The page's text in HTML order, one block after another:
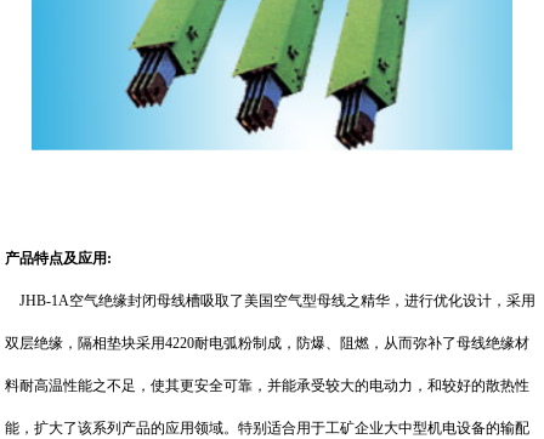
产品特点及应用:
JHB-1A空气绝缘封闭母线槽吸取了美国空气型母线之精华，进行优化设计，采用
双层绝缘，隔相垫块采用4220耐电弧粉制成，防爆、阻燃，从而弥补了母线绝缘材
料耐高温性能之不足，使其更安全可靠，并能承受较大的电动力，和较好的散热性
能，扩大了该系列产品的应用领域。特别适合用于工矿企业大中型机电设备的输配